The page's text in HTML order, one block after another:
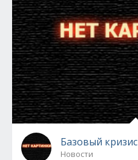
Базовый кризис
Новости